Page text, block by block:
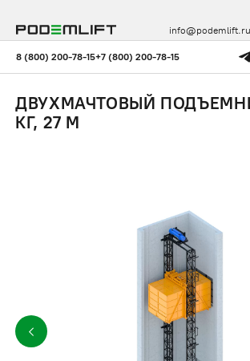
8 (800) 200-78-15+7 (800) 200-78-15
info@podemlift.ru
ДВУХМАЧТОВЫЙ
КГ, 27 М